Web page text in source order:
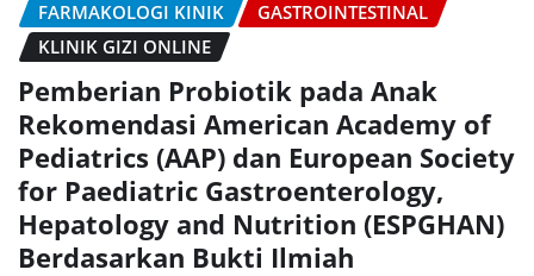
FARMAKOLOGI KINIK
GASTROINTESTINAL
KLINIK GIZI ONLINE
Pemberian Probiotik pada Anak
Rekomendasi American Academy of
Pediatrics (AAP) dan European Society
for Paediatric Gastroenterology,
Hepatology and Nutrition (ESPGHAN)
Berdasarkan Bukti Ilmiah